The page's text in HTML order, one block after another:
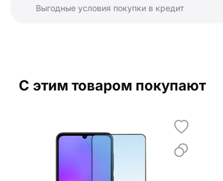
Выгодные условия покупки в кредит
С этим товаром покупают